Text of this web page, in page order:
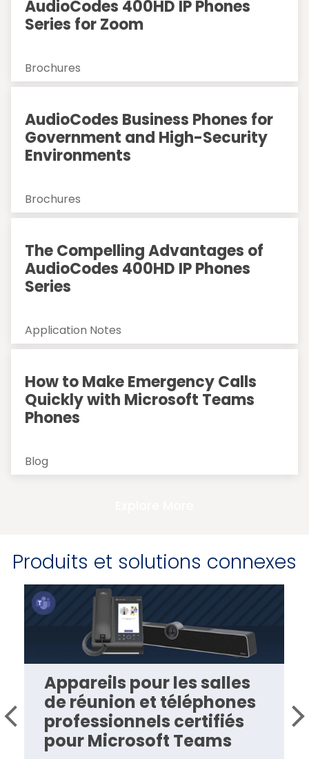
AudioCodes 400HD IP Phones
Series for Zoom
Brochures
AudioCodes Business Phones for
Government and High-Security
Environments
Brochures
The Compelling Advantages of
AudioCodes 400HD IP Phones
Series
Application Notes
How to Make Emergency Calls
Quickly with Microsoft Teams
Phones
Blog
Produits et solutions connexes
Appareils pour les salles
de réunion et téléphones
professionnels certifiés
pour Microsoft Teams